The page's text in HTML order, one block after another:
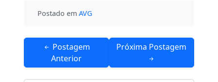
Postado emAVG
Navegação
Post
Postagem
Anterior
Próxima Postagem